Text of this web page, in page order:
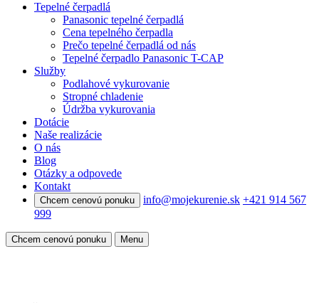
Tepelné čerpadlá
Panasonic tepelné čerpadlá
Cena tepelného čerpadla
Prečo tepelné čerpadlá od nás
Tepelné čerpadlo Panasonic T-CAP
Služby
Podlahové vykurovanie
Stropné chladenie
Údržba vykurovania
Dotácie
Naše realizácie
O nás
Blog
Otázky a odpovede
Kontakt
Chcem cenovú ponuku info@mojekurenie.sk +421 914 567
999
Chcem cenovú ponuku Menu